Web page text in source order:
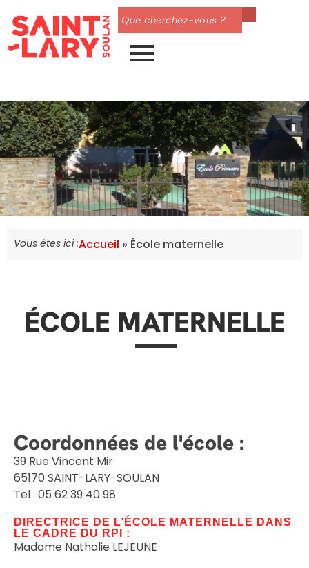
Vous êtes ici :Accueil » École maternelle
ÉCOLE MATERNELLE
Coordonnées de l'école :
39 Rue Vincent Mir
65170 SAINT-LARY-SOULAN
Tel : 05 62 39 40 98
DIRECTRICE DE L’ÉCOLE MATERNELLE DANS
LE CADRE DU RPI :
​Madame Nathalie LEJEUNE